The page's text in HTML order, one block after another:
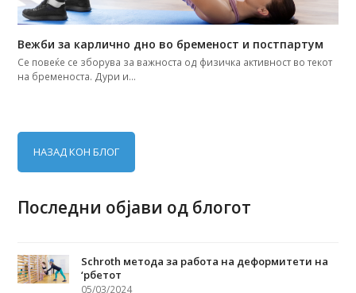
Вежби за карлично дно во бременост и постпартум
Се повеќе се зборува за важноста од физичка активност во текот
на бременоста. Дури и…
НАЗАД КОН БЛОГ
Последни објави од блогот
Schroth метода за работа на деформитети на
‘рбетот
05/03/2024